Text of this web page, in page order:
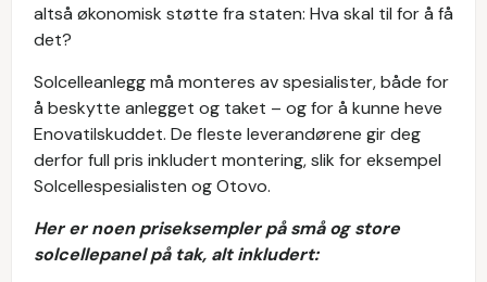
altså økonomisk støtte fra staten: Hva skal til for å få
det?
Solcelleanlegg må monteres av spesialister, både for
å beskytte anlegget og taket – og for å kunne heve
Enovatilskuddet. De fleste leverandørene gir deg
derfor full pris inkludert montering, slik for eksempel
Solcellespesialisten og Otovo.
Her er noen priseksempler på små og store
solcellepanel på tak, alt inkludert: